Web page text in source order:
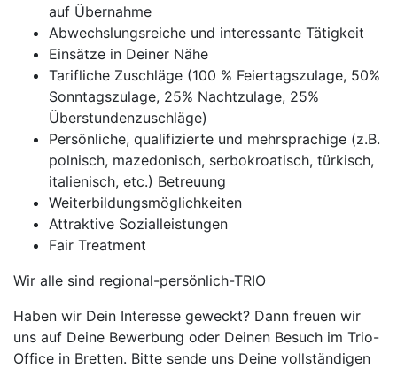
auf Übernahme
Abwechslungsreiche und interessante Tätigkeit
Einsätze in Deiner Nähe
Tarifliche Zuschläge (100 % Feiertagszulage, 50%
Sonntagszulage, 25% Nachtzulage, 25%
Überstundenzuschläge)
Persönliche, qualifizierte und mehrsprachige (z.B.
polnisch, mazedonisch, serbokroatisch, türkisch,
italienisch, etc.) Betreuung
Weiterbildungsmöglichkeiten
Attraktive Sozialleistungen
Fair Treatment
Wir alle sind regional-persönlich-TRIO
Haben wir Dein Interesse geweckt? Dann freuen wir
uns auf Deine Bewerbung oder Deinen Besuch im Trio-
Office in Bretten. Bitte sende uns Deine vollständigen